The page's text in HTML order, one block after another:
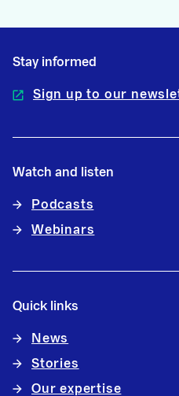
Stay informed
Sign up to our
Watch and listen
Podcasts
Webinars
Quick links
News
Stories
Our expertise